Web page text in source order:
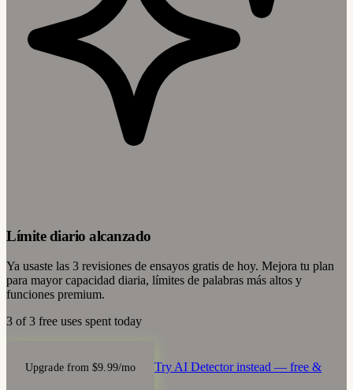
Límite diario alcanzado
Ya usaste las 3 revisiones de ensayos gratis de hoy. Mejora tu plan
para mayor capacidad diaria, límites de palabras más altos y
funciones premium.
3 of 3 free uses spent today
Upgrade from $9.99/mo Try AI Detector instead — free &